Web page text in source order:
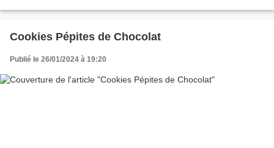
Cookies Pépites de Chocolat
Publié le 26/01/2024 à 19:20